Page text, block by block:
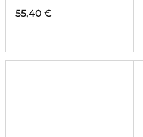
55,40 €